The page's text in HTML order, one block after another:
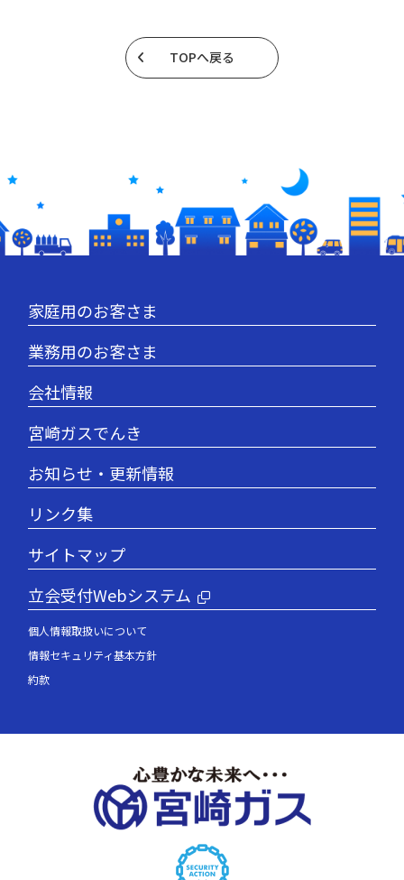
TOPへ戻る
家庭用のお客さま
業務用のお客さま
会社情報
宮崎ガスでんき
お知らせ・更新情報
リンク集
サイトマップ
立会受付Webシステム
個人情報取扱いについて
情報セキュリティ基本方針
約款